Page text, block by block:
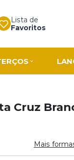
Lista de
Favoritos
Cruz
Mais